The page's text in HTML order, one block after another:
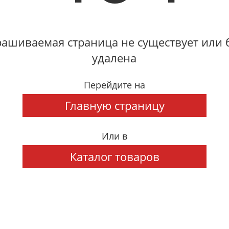
страница не существует или
удалена
Перейдите на
Главную страницу
Или в
Каталог товаров